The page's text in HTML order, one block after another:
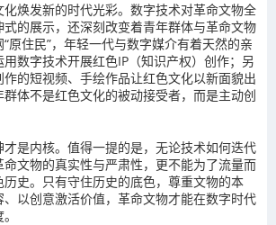
焕发新的时代光彩。数字技术对革命文物全
的展示，还深刻改变着青年群体与革命文物
原住民”，年轻一代与数字媒介有着天然的亲
数字技术开展红色IP（知识产权）创作；另
的短视频、手绘作品让红色文化以新面貌出
体不是红色文化的被动接受者，而是主动创
是内核。值得一提的是，无论技术如何迭代
文物的真实性与严肃性，更不能为了流量而
史。只有守住历史的底色，尊重文物的本
以创意激活价值，革命文物才能在数字时代